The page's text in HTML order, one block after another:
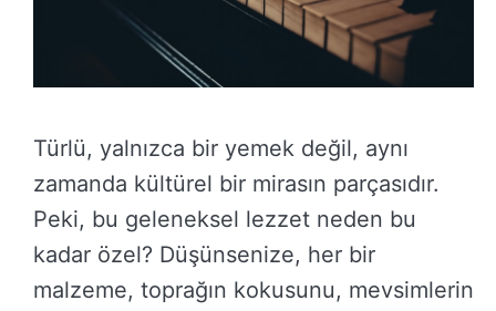
Türlü, yalnızca bir yemek değil, aynı
zamanda kültürel bir mirasın parçasıdır.
Peki, bu geleneksel lezzet neden bu
kadar özel? Düşünsenize, her bir
malzeme, toprağın kokusunu, mevsimlerin